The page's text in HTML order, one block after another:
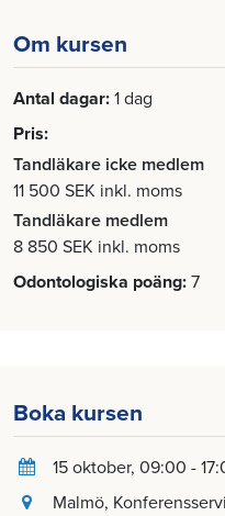
Om kursen
Antal dagar 1 dag
Pris
Tandläkare icke medlem
11 500 SEK inkl. moms
Tandläkare medlem
8 850 SEK inkl. moms
Odontologiska poäng 7
Boka kursen
15 oktober, 09:00 -
Malmö,